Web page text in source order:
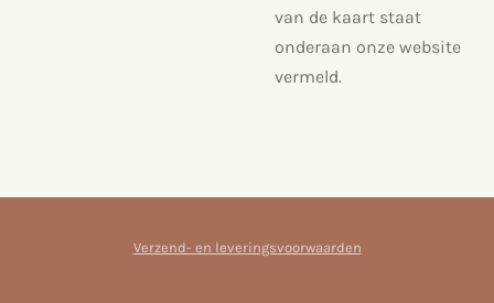
van de kaart staat
onderaan onze website
vermeld.
Verzend- en leveringsvoorwaarden